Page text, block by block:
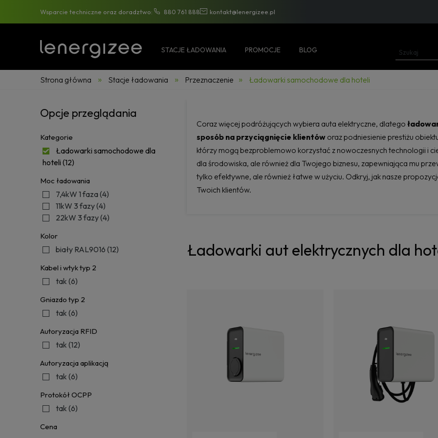
Wsparcie techniczne oraz doradztwo: 880 761 888 kontakt@lenergizee.pl
STACJE ŁADOWANIA PROMOCJE BLOG
Strona główna » Stacje ładowania » Przeznaczenie » Ładowarki samochodowe dla hoteli
Opcje przeglądania
Kategorie
Ładowarki samochodowe dla
hoteli (12)
Moc ładowania
7,4kW 1 faza(4)
11kW 3 fazy(4)
22kW 3 fazy(4)
Kolor
biały RAL9016 (12)
Kabel i wtyk typ 2
tak (6)
Gniazdo typ 2
tak (6)
Autoryzacja RFID
tak (12)
Autoryzacja aplikacją
tak (6)
Protokół OCPP
tak (6)
Cena
Coraz więcej podróżujących wybiera auta elektryczne, dlatego
sposób na przyciągnięcie klientów oraz podniesienie prestiżu
którzy mogą bezproblemowo korzystać z nowoczesnych technologii i
dla środowiska, ale również dla Twojego biznesu, zapewniająca mu
tylko efektywne, ale również łatwe w użyciu. Odkryj, jak nasze
Twoich klientów.
Ładowarki aut elektrycznych dla